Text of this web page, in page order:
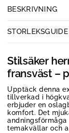
BESKRIVNING
STORLEKSGUIDE
Stilsäker
fransväst –
Upptäck denna
tillverkad i
erbjuder en
komfort. Det
temakvällar och